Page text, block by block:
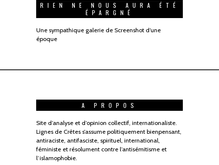
RIEN NE NOUS AURA ÉTÉ
ÉPARGNÉ
Une sympathique galerie de Screenshot d’une
époque
A PROPOS
Site d’analyse et d’opinion collectif, internationaliste.
Lignes de Crêtes s’assume politiquement bienpensant,
antiraciste, antifasciste, spirituel, international,
féministe et résolument contre l’antisémitisme et
l’islamophobie.